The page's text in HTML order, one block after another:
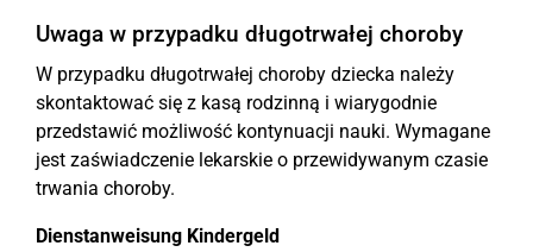
Uwaga w przypadku długotrwałej choroby
W przypadku długotrwałej choroby dziecka należy
skontaktować się z kasą rodzinną i wiarygodnie
przedstawić możliwość kontynuacji nauki. Wymagane
jest zaświadczenie lekarskie o przewidywanym czasie
trwania choroby.
Dienstanweisung Kindergeld